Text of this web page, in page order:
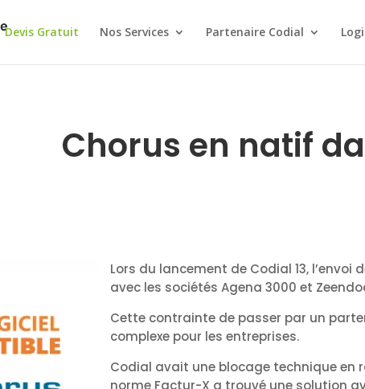
Devis Gratuit Nos Services Partenaire Codial
Chorus en natif
Lors du lancement de Codial 13,
avec les sociétés Agena 3000 et
Cette contrainte de passer par un
complexe pour les entreprises.
Codial avait une blocage technique en
norme Factur-X a trouvé une solution